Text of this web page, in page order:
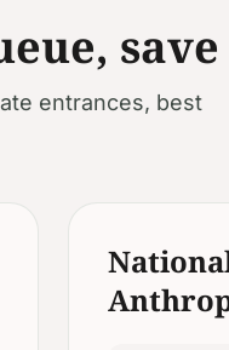
entrances, best